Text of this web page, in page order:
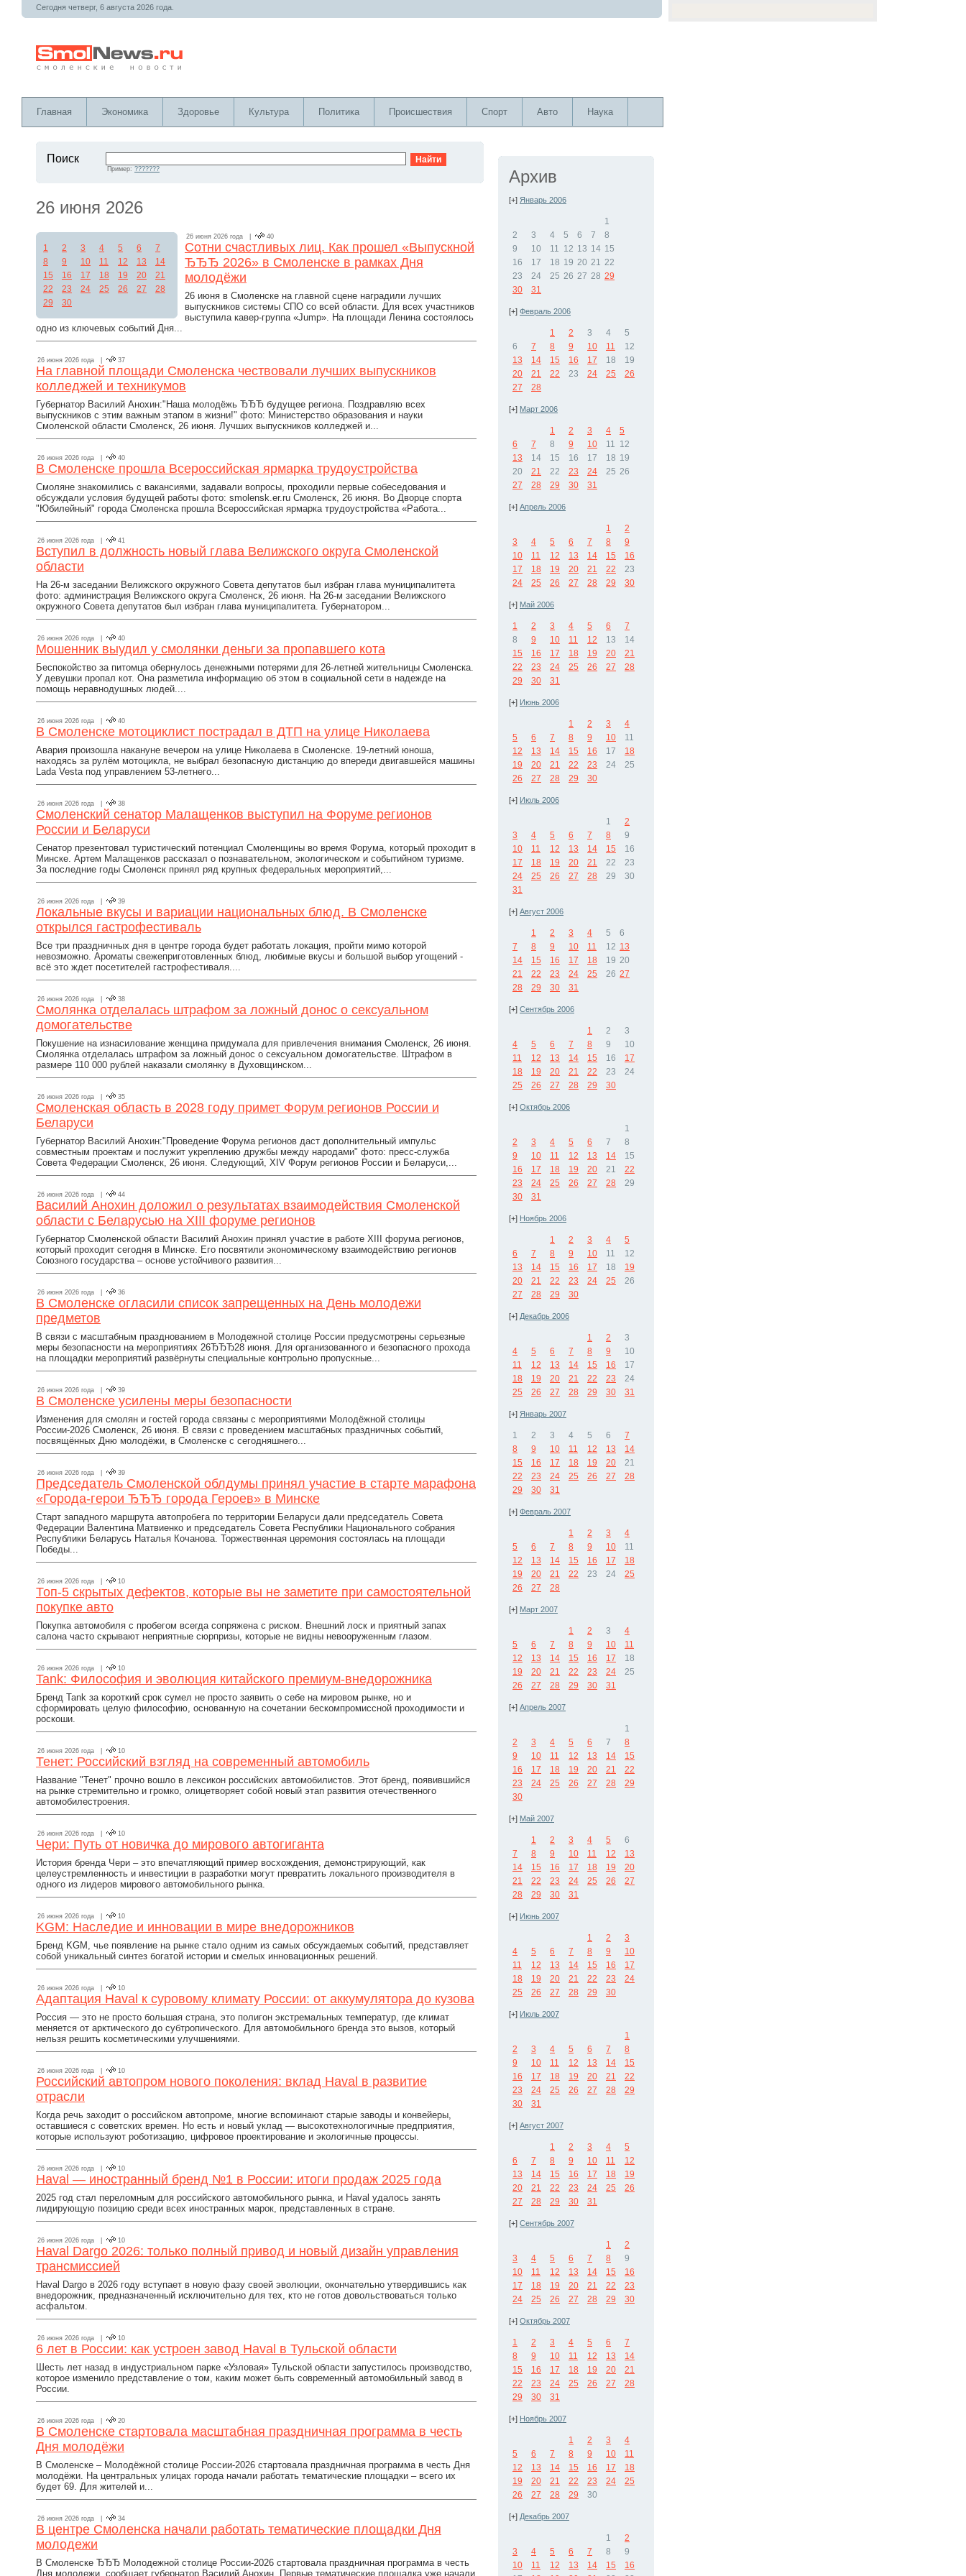
Сегодня четверг, 6 августа 2026 года.
Главная Экономика Здоровье Культура Политика Происшествия Спорт Авто Наука
Поиск
Пример: ???????
26 июня 2026
1 2 3 4 5 6
7
8
9 10 11 12 13
14
15
16 17 18 19 20
21
22
23 24 25 26 27
28
29
30
26 июня 2026 года | 40
Сотни счастливых лиц. Как прошел «Выпускной
ЂЂЂ 2026» в Смоленске в рамках Дня
молодёжи
26 июня в Смоленске на главной сцене наградили лучших
выпускников системы СПО со всей области. Для всех участников
выступила кавер-группа «Jump». На площади Ленина состоялось
одно из ключевых событий Дня...
26 июня 2026 года | 37
На главной площади Смоленска чествовали лучших выпускников
колледжей и техникумов
Губернатор Василий Анохин:"Наша молодёжь ЂЂЂ будущее региона. Поздравляю всех
выпускников с этим важным этапом в жизни!" фото: Министерство образования и науки
Смоленской области Смоленск, 26 июня. Лучших выпускников колледжей и...
26 июня 2026 года | 40
В Смоленске прошла Всероссийская ярмарка трудоустройства
Смоляне знакомились с вакансиями, задавали вопросы, проходили первые собеседования и
обсуждали условия будущей работы фото: smolensk.er.ru Смоленск, 26 июня. Во Дворце спорта
"Юбилейный" города Смоленска прошла Всероссийская ярмарка трудоустройства «Работа...
26 июня 2026 года | 41
Вступил в должность новый глава Велижского округа Смоленской
области
На 26-м заседании Велижского окружного Совета депутатов был избран глава муниципалитета
фото: администрация Велижского округа Смоленск, 26 июня. На 26-м заседании Велижского
окружного Совета депутатов был избран глава муниципалитета. Губернатором...
26 июня 2026 года | 40
Мошенник выудил у смолянки деньги за пропавшего кота
Беспокойство за питомца обернулось денежными потерями для 26-летней жительницы Смоленска.
У девушки пропал кот. Она разметила информацию об этом в социальной сети в надежде на
помощь неравнодушных людей....
26 июня 2026 года | 40
В Смоленске мотоциклист пострадал в ДТП на улице Николаева
Авария произошла накануне вечером на улице Николаева в Смоленске. 19-летний юноша,
находясь за рулём мотоцикла, не выбрал безопасную дистанцию до впереди двигавшейся машины
Lada Vesta под управлением 53-летнего...
26 июня 2026 года | 38
Смоленский сенатор Малащенков выступил на Форуме регионов
России и Беларуси
Сенатор презентовал туристический потенциал Смоленщины во время Форума, который проходит в
Минске. Артем Малащенков рассказал о познавательном, экологическом и событийном туризме.
За последние годы Смоленск принял ряд крупных федеральных мероприятий,...
26 июня 2026 года | 39
Локальные вкусы и вариации национальных блюд. В Смоленске
открылся гастрофестиваль
Все три праздничных дня в центре города будет работать локация, пройти мимо которой
невозможно. Ароматы свежеприготовленных блюд, любимые вкусы и большой выбор угощений -
всё это ждет посетителей гастрофестиваля....
26 июня 2026 года | 38
Смолянка отделалась штрафом за ложный донос о сексуальном
домогательстве
Покушение на изнасилование женщина придумала для привлечения внимания Смоленск, 26 июня.
Смолянка отделалась штрафом за ложный донос о сексуальном домогательстве. Штрафом в
размере 110 000 рублей наказали смолянку в Духовщинском...
26 июня 2026 года | 35
Смоленская область в 2028 году примет Форум регионов России и
Беларуси
Губернатор Василий Анохин:"Проведение Форума регионов даст дополнительный импульс
совместным проектам и послужит укреплению дружбы между народами" фото: пресс-служба
Совета Федерации Смоленск, 26 июня. Следующий, XIV Форум регионов России и Беларуси,...
26 июня 2026 года | 44
Василий Анохин доложил о результатах взаимодействия Смоленской
области с Беларусью на XIII форуме регионов
Губернатор Смоленской области Василий Анохин принял участие в работе XIII форума регионов,
который проходит сегодня в Минске. Его посвятили экономическому взаимодействию регионов
Союзного государства – основе устойчивого развития...
26 июня 2026 года | 36
В Смоленске огласили список запрещенных на День молодежи
предметов
В связи с масштабным празднованием в Молодежной столице России предусмотрены серьезные
меры безопасности на мероприятиях 26ЂЂЂ28 июня. Для организованного и безопасного прохода
на площадки мероприятий развёрнуты специальные контрольно пропускные...
26 июня 2026 года | 39
В Смоленске усилены меры безопасности
Изменения для смолян и гостей города связаны с мероприятиями Молодёжной столицы
России-2026 Смоленск, 26 июня. В связи с проведением масштабных праздничных событий,
посвящённых Дню молодёжи, в Смоленске с сегодняшнего...
26 июня 2026 года | 39
Председатель Смоленской облдумы принял участие в старте марафона
«Города-герои ЂЂЂ города Героев» в Минске
Старт западного маршрута автопробега по территории Беларуси дали председатель Совета
Федерации Валентина Матвиенко и председатель Совета Республики Национального собрания
Республики Беларусь Наталья Кочанова. Торжественная церемония состоялась на площади
Победы...
26 июня 2026 года | 10
Топ-5 скрытых дефектов, которые вы не заметите при самостоятельной
покупке авто
Покупка автомобиля с пробегом всегда сопряжена с риском. Внешний лоск и приятный запах
салона часто скрывают неприятные сюрпризы, которые не видны невооруженным глазом.
26 июня 2026 года | 10
Tank: Философия и эволюция китайского премиум-внедорожника
Бренд Tank за короткий срок сумел не просто заявить о себе на мировом рынке, но и
сформировать целую философию, основанную на сочетании бескомпромиссной проходимости и
роскоши.
26 июня 2026 года | 10
Тенет: Российский взгляд на современный автомобиль
Название "Тенет" прочно вошло в лексикон российских автомобилистов. Этот бренд, появившийся
на рынке стремительно и громко, олицетворяет собой новый этап развития отечественного
автомобилестроения.
26 июня 2026 года | 10
Чери: Путь от новичка до мирового автогиганта
История бренда Чери – это впечатляющий пример восхождения, демонстрирующий, как
целеустремленность и инвестиции в разработки могут превратить локального производителя в
одного из лидеров мирового автомобильного рынка.
26 июня 2026 года | 10
KGM: Наследие и инновации в мире внедорожников
Бренд KGM, чье появление на рынке стало одним из самых обсуждаемых событий, представляет
собой уникальный синтез богатой истории и смелых инновационных решений.
26 июня 2026 года | 10
Адаптация Haval к суровому климату России: от аккумулятора до кузова
Россия — это не просто большая страна, это полигон экстремальных температур, где климат
меняется от арктического до субтропического. Для автомобильного бренда это вызов, который
нельзя решить косметическими улучшениями.
26 июня 2026 года | 10
Российский автопром нового поколения: вклад Haval в развитие
отрасли
Когда речь заходит о российском автопроме, многие вспоминают старые заводы и конвейеры,
оставшиеся с советских времен. Но есть и новый уклад — высокотехнологичные предприятия,
которые используют роботизацию, цифровое проектирование и экологичные процессы.
26 июня 2026 года | 10
Haval — иностранный бренд №1 в России: итоги продаж 2025 года
2025 год стал переломным для российского автомобильного рынка, и Haval удалось занять
лидирующую позицию среди всех иностранных марок, представленных в стране.
26 июня 2026 года | 10
Haval Dargo 2026: только полный привод и новый дизайн управления
трансмиссией
Haval Dargo в 2026 году вступает в новую фазу своей эволюции, окончательно утвердившись как
внедорожник, предназначенный исключительно для тех, кто не готов довольствоваться только
асфальтом.
26 июня 2026 года | 10
6 лет в России: как устроен завод Haval в Тульской области
Шесть лет назад в индустриальном парке «Узловая» Тульской области запустилось производство,
которое изменило представление о том, каким может быть современный автомобильный завод в
России.
26 июня 2026 года | 20
В Смоленске стартовала масштабная праздничная программа в честь
Дня молодёжи
В Смоленске – Молодёжной столице России-2026 стартовала праздничная программа в честь Дня
молодёжи. На центральных улицах города начали работать тематические площадки – всего их
будет 69. Для жителей и...
26 июня 2026 года | 34
В центре Смоленска начали работать тематические площадки Дня
молодежи
В Смоленске ЂЂЂ Молодежной столице России-2026 стартовала праздничная программа в честь
Дня молодежи, сообщает губернатор Василий Анохин. Первые тематические площадка уже начали
Архив
[+] Январь 2006
1
2
3 4 5 6 7
8
9
10 11 12 13 14 15
16
17 18 19 20 21 22
23
24 25 26 27 28 29
30
31
[+] Февраль 2006
1 2 3 4
5
6
7 8 9 10 11
12
13
14 15 16 17 18
19
20
21 22 23 24 25
26
27
28
[+] Март 2006
1 2 3 4
5
6
7 8 9 10 11 12
13
14 15 16 17 18 19
20
21 22 23 24 25 26
27
28 29 30 31
[+] Апрель 2006
1
2
3
4 5 6 7 8
9
10
11 12 13 14 15
16
17
18 19 20 21 22
23
24
25 26 27 28 29 30
[+] Май 2006
1 2 3 4 5 6
7
8
9 10 11 12 13
14
15
16 17 18 19 20
21
22
23 24 25 26 27
28
29
30 31
[+] Июнь 2006
1 2 3
4
5
6 7 8 9 10
11
12
13 14 15 16 17
18
19
20 21 22 23 24
25
26
27 28 29 30
[+] Июль 2006
1
2
3
4 5 6 7 8
9
10
11 12 13 14 15
16
17
18 19 20 21 22
23
24
25 26 27 28 29
30
31
[+] Август 2006
1 2 3 4 5
6
7
8 9 10 11 12 13
14
15 16 17 18 19 20
21
22 23 24 25 26 27
28
29 30 31
[+] Сентябрь 2006
1 2
3
4
5 6 7 8 9
10
11
12 13 14 15 16
17
18
19 20 21 22 23
24
25
26 27 28 29 30
[+] Октябрь 2006
1
2
3 4 5 6 7
8
9
10 11 12 13 14
15
16
17 18 19 20 21
22
23
24 25 26 27 28
29
30
31
[+] Ноябрь 2006
1 2 3 4
5
6
7 8 9 10 11
12
13
14 15 16 17 18
19
20
21 22 23 24 25
26
27
28 29 30
[+] Декабрь 2006
1 2
3
4
5 6 7 8 9
10
11
12 13 14 15 16
17
18
19 20 21 22 23
24
25
26 27 28 29 30 31
[+] Январь 2007
1 2 3 4 5 6
7
8
9 10 11 12 13
14
15
16 17 18 19 20
21
22
23 24 25 26 27
28
29
30 31
[+] Февраль 2007
1 2 3
4
5
6 7 8 9 10
11
12
13 14 15 16 17
18
19
20 21 22 23 24
25
26
27 28
[+] Март 2007
1 2 3
4
5
6 7 8 9 10
11
12
13 14 15 16 17
18
19
20 21 22 23 24
25
26
27 28 29 30 31
[+] Апрель 2007
1
2
3 4 5 6 7
8
9
10 11 12 13 14
15
16
17 18 19 20 21
22
23
24 25 26 27 28
29
30
[+] Май 2007
1 2 3 4 5
6
7
8 9 10 11 12
13
14
15 16 17 18 19
20
21
22 23 24 25 26
27
28
29 30 31
[+] Июнь 2007
1 2
3
4
5 6 7 8 9
10
11
12 13 14 15 16
17
18
19 20 21 22 23
24
25
26 27 28 29 30
[+] Июль 2007
1
2
3 4 5 6 7
8
9
10 11 12 13 14
15
16
17 18 19 20 21
22
23
24 25 26 27 28
29
30
31
[+] Август 2007
1 2 3 4
5
6
7 8 9 10 11
12
13
14 15 16 17 18
19
20
21 22 23 24 25
26
27
28 29 30 31
[+] Сентябрь 2007
1
2
3
4 5 6 7 8
9
10
11 12 13 14 15
16
17
18 19 20 21 22
23
24
25 26 27 28 29 30
[+] Октябрь 2007
1 2 3 4 5 6
7
8
9 10 11 12 13
14
15
16 17 18 19 20
21
22
23 24 25 26 27
28
29
30 31
[+] Ноябрь 2007
1 2 3
4
5
6 7 8 9 10
11
12
13 14 15 16 17
18
19
20 21 22 23 24
25
26
27 28 29 30
[+] Декабрь 2007
1
2
3
4 5 6 7 8
9
10
11 12 13 14 15
16